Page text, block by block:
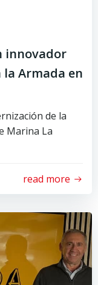
innovador
Armada en
de la
Marina La
read more